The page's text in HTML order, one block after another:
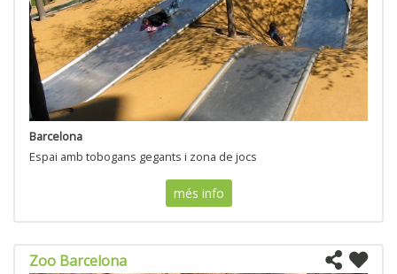
Barcelona
Espai amb tobogans gegants i zona de jocs
més info
Zoo Barcelona